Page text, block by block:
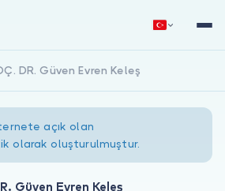
Giriş Yap
DR. Güven Evren Keleş
açık olan
olarak oluşturulmuştur.
Güven Evren Keleş